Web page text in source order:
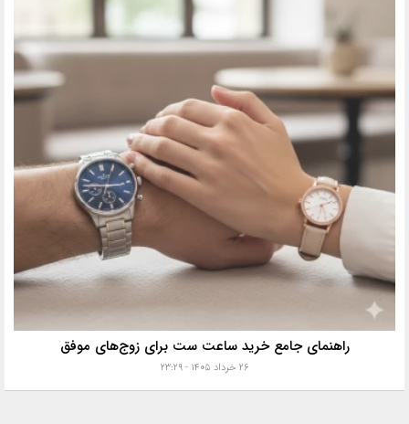
راهنمای جامع خرید ساعت ست برای زوج‌های موفق
۲۶ خرداد ۱۴۰۵ - ۲۳:۲۹